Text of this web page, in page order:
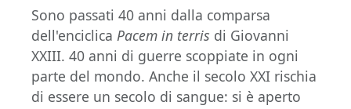
Sono passati 40 anni dalla comparsa
dell'enciclica Pacem in terris di Giovanni
XXIII. 40 anni di guerre scoppiate in ogni
parte del mondo. Anche il secolo XXI rischia
di essere un secolo di sangue: si è aperto